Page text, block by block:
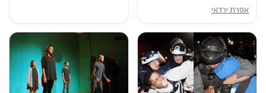
אפרת ירדאי